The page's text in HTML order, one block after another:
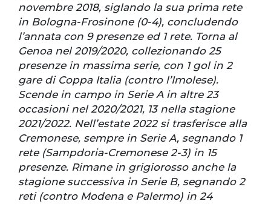
novembre 2018, siglando la sua prima rete
in Bologna-Frosinone (0-4), concludendo
l’annata con 9 presenze ed 1 rete. Torna al
Genoa nel 2019/2020, collezionando 25
presenze in massima serie, con 1 gol in 2
gare di Coppa Italia (contro l’Imolese).
Scende in campo in Serie A in altre 23
occasioni nel 2020/2021, 13 nella stagione
2021/2022. Nell’estate 2022 si trasferisce alla
Cremonese, sempre in Serie A, segnando 1
rete (Sampdoria-Cremonese 2-3) in 15
presenze. Rimane in grigiorosso anche la
stagione successiva in Serie B, segnando 2
reti (contro Modena e Palermo) in 24